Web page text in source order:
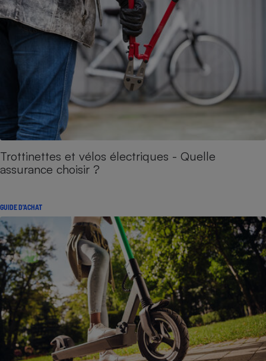
Trottinettes et vélos électriques - Quelle
assurance choisir ?
GUIDE D'ACHAT